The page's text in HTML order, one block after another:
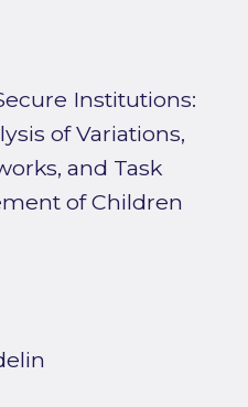
Institutions:
of Variations,
and Task
of Children